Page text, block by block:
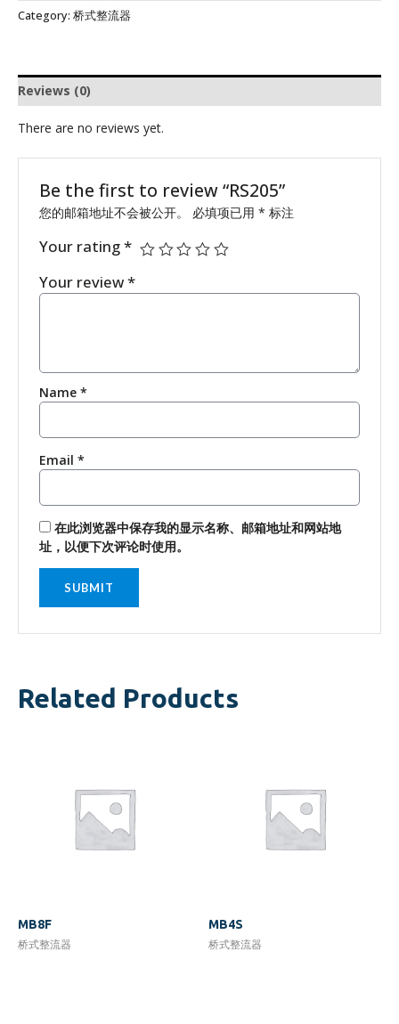
Category: 桥式整流器
Reviews (0)
There are no reviews yet.
Be the first to review “RS205”
您的邮箱地址不会被公开。 必填项已用* 标注
Your rating*
Your review*
Name*
Email*
在此浏览器中保存我的显示名称、邮箱地址和网站地
址，以便下次评论时使用。
Related Products
MB8F
桥式整流器
MB4S
桥式整流器